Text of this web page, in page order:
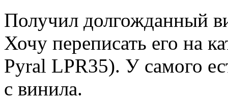
Получил долгожданный
Хочу переписать его на
Pyral LPR35). У самого
с винила.